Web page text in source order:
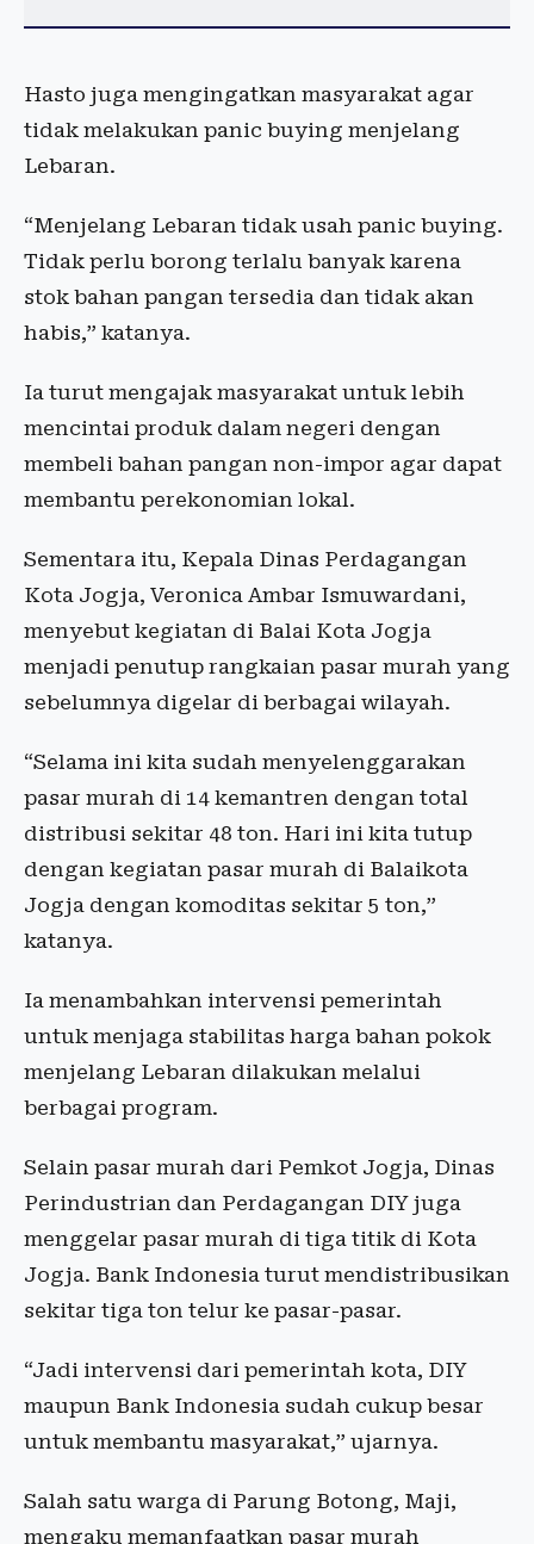
Hasto juga mengingatkan masyarakat agar
tidak melakukan panic buying menjelang
Lebaran.
“Menjelang Lebaran tidak usah panic buying.
Tidak perlu borong terlalu banyak karena
stok bahan pangan tersedia dan tidak akan
habis,” katanya.
Ia turut mengajak masyarakat untuk lebih
mencintai produk dalam negeri dengan
membeli bahan pangan non-impor agar dapat
membantu perekonomian lokal.
Sementara itu, Kepala Dinas Perdagangan
Kota Jogja, Veronica Ambar Ismuwardani,
menyebut kegiatan di Balai Kota Jogja
menjadi penutup rangkaian pasar murah yang
sebelumnya digelar di berbagai wilayah.
“Selama ini kita sudah menyelenggarakan
pasar murah di 14 kemantren dengan total
distribusi sekitar 48 ton. Hari ini kita tutup
dengan kegiatan pasar murah di Balaikota
Jogja dengan komoditas sekitar 5 ton,”
katanya.
Ia menambahkan intervensi pemerintah
untuk menjaga stabilitas harga bahan pokok
menjelang Lebaran dilakukan melalui
berbagai program.
Selain pasar murah dari Pemkot Jogja, Dinas
Perindustrian dan Perdagangan DIY juga
menggelar pasar murah di tiga titik di Kota
Jogja. Bank Indonesia turut mendistribusikan
sekitar tiga ton telur ke pasar-pasar.
“Jadi intervensi dari pemerintah kota, DIY
maupun Bank Indonesia sudah cukup besar
untuk membantu masyarakat,” ujarnya.
Salah satu warga di Parung Botong, Maji,
mengaku memanfaatkan pasar murah